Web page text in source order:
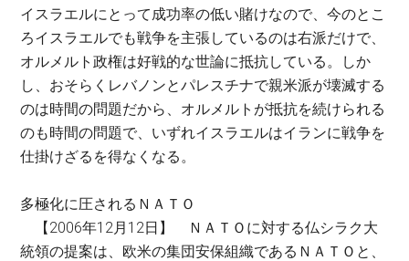
イスラエルにとって成功率の低い賭けなので、今のとこ
ろイスラエルでも戦争を主張しているのは右派だけで、
オルメルト政権は好戦的な世論に抵抗している。しか
し、おそらくレバノンとパレスチナで親米派が壊滅する
のは時間の問題だから、オルメルトが抵抗を続けられる
のも時間の問題で、いずれイスラエルはイランに戦争を
仕掛けざるを得なくなる。
多極化に圧されるＮＡＴＯ
【2006年12月12日】 ＮＡＴＯに対する仏シラク大
統領の提案は、欧米の集団安保組織であるＮＡＴＯと、